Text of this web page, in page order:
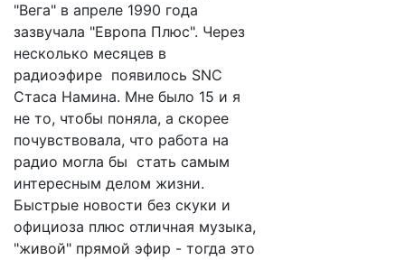
"Вега" в апреле 1990 года
зазвучала "Европа Плюс". Через
несколько месяцев в
радиоэфире появилось SNC
Стаса Намина. Мне было 15 и я
не то, чтобы поняла, а скорее
почувствовала, что работа на
радио могла бы стать самым
интересным делом жизни.
Быстрые новости без скуки и
официоза плюс отличная музыка,
"живой" прямой эфир - тогда это